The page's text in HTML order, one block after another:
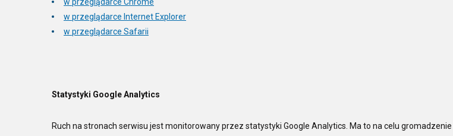
w przeglądarce Internet Explorer
w przeglądarce Safarii
Statystyki Google Analytics
Ruch na stronach serwisu jest monitorowany przez statystyki Google Analytics. Ma to na celu